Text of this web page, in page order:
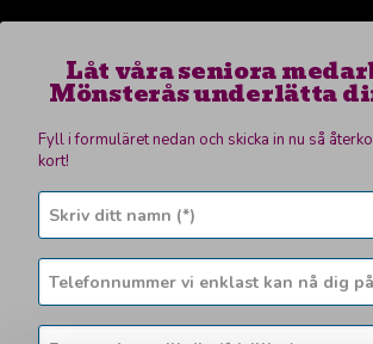
Låt våra seniora
Mönsterås underlätta
Fyll i formuläret nedan och skicka in nu så
kort!